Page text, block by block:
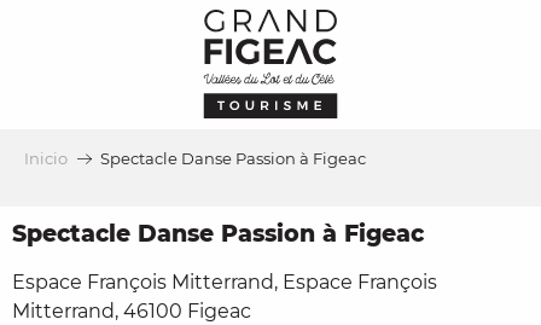
Inicio Spectacle Danse Passion à Figeac
Spectacle Danse Passion à Figeac
Espace François Mitterrand, Espace François
Mitterrand, 46100 Figeac